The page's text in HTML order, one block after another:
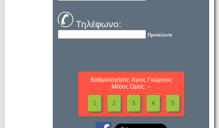
Τηλέφωνο:
Προτείνετε
Βαθμολογήστε: Άγιος Γεώργιος
Μέσος Όρος: --
1 2 3 4 5